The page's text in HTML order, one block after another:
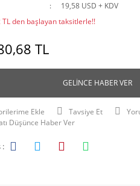
19,58 USD + KDV
TL den başlayan taksitlerle!!
TL
GELİNCE HABER VER
Tavsiye Et
Düşünce Haber Ver
: